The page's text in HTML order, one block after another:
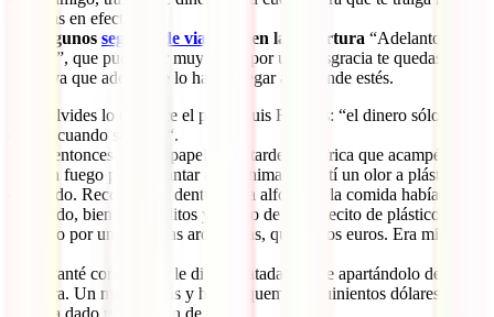
reservas en efectivo.
Algunos seguros de viaje tienen la cobertura “Adelanto de
fondos”, que puede ser muy útil si por una desgracia te quedas sin
nada, ya que además te lo hacen llegar allá donde estés.
Y no olvides lo que dice el poeta Luis Rosales: “el dinero sólo es
dinero cuando se gasta“.
Hasta entonces sólo es papel. Una tarde en África que acampé e
hice un fuego para espantar a los animales sentí un olor a plástico
quemado. Recordé que dentro de la alforja de la comida había
guardado, bien enrolladitos y dentro de un botecito de plástico
rodeado por unas hierbas aromáticas, quinientos euros. Era mi caja
Me levanté corriendo y le di una patada al bote apartándolo de la
hoguera. Un minuto más y habría quemado quinientos dólares. Me